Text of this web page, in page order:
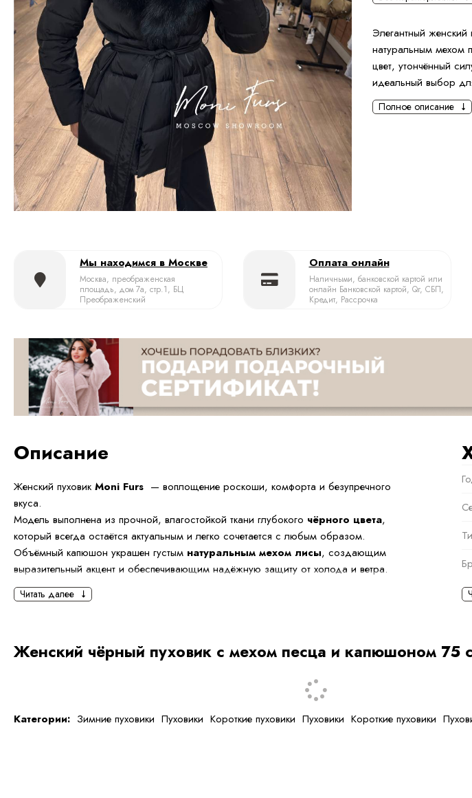
Элегантный
натуральным мехом
цвет, утончённый
идеальный выбор
Полное описание
Мы находимся в Москве
Москва, преображенская
площадь, дом 7а, стр.1, БЦ
Преображенский
Оплата онлайн
Наличными, банковской картой или
онлайн Банковской картой, Qr, СБП,
Кредит, Рассрочка
Описание
Женский пуховик Moni Furs — воплощение роскоши, комфорта и безупречного
вкуса.
Модель выполнена из прочной, влагостойкой ткани глубокого чёрного цвета,
который всегда остаётся актуальным и легко сочетается с любым образом.
Объёмный капюшон украшен густым натуральным мехом лисы, создающим
выразительный акцент и обеспечивающим надёжную защиту от холода и ветра.
Длина75 смделает модель универсальной — пуховик комфортен в движении,
Пояс на талии подчёркивает женственный силуэт, а лёгкий пуховой утеплитель
сохраняет тепло без утяжеления.
Цвет: чёрный
Читать далее
Женский чёрный пуховик с мехом песца и капюшоном 75
Категории: Зимние пуховики Пуховики Короткие пуховики Пуховики Короткие пуховики